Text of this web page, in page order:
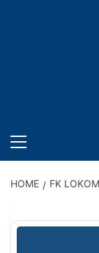
MENU
HOME FK